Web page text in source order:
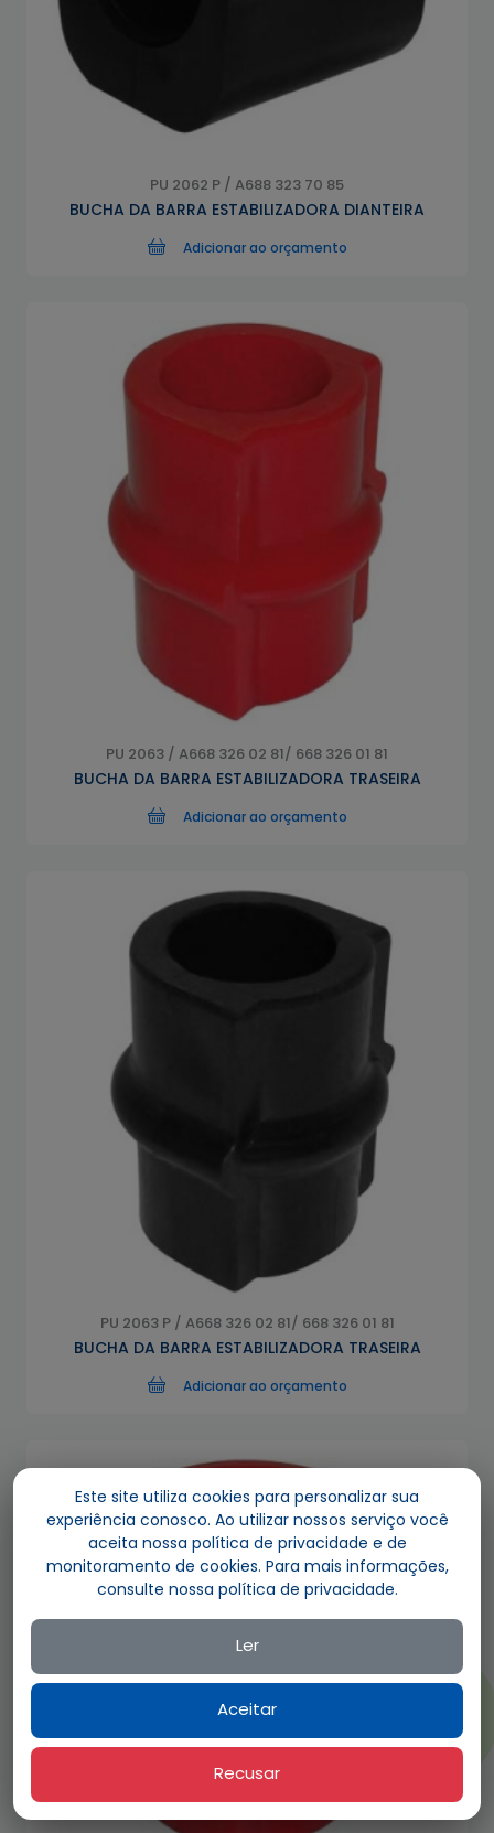
PU 2062 P / A688 323 70 85
BUCHA DA BARRA ESTABILIZADORA DIANTEIRA
Adicionar ao orçamento
PU 2063 / A668 326 02 81/ 668 326 01 81
BUCHA DA BARRA ESTABILIZADORA TRASEIRA
Adicionar ao orçamento
PU 2063 P / A668 326 02 81/ 668 326 01 81
BUCHA DA BARRA ESTABILIZADORA TRASEIRA
Adicionar ao orçamento
Este site utiliza cookies para personalizar sua
experiência conosco. Ao utilizar nossos serviço você
aceita nossa política de privacidade e de
monitoramento de cookies. Para mais informações,
consulte nossa política de privacidade.
Ler
Aceitar
Recusar